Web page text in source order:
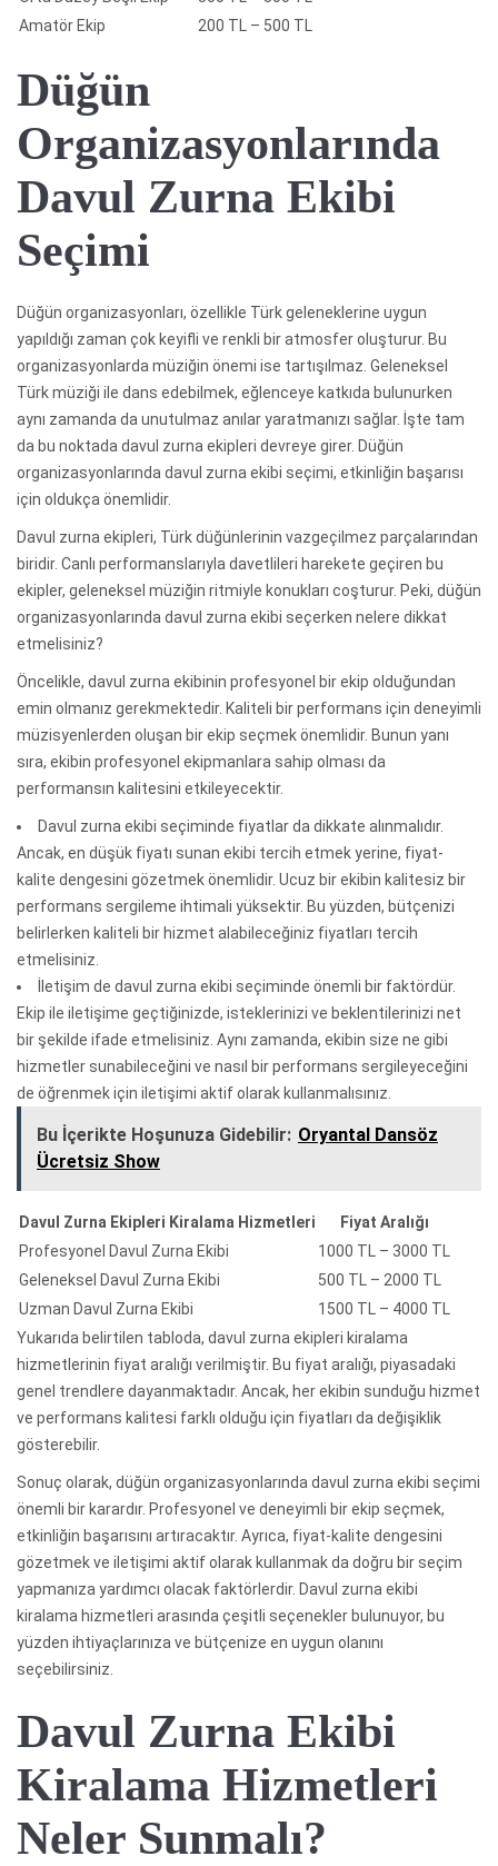
Amatör Ekip
200 TL – 500 TL
Düğün
Organizasyonlarında
Davul Zurna Ekibi
Seçimi
Düğün organizasyonları, özellikle Türk geleneklerine uygun
yapıldığı zaman çok keyifli ve renkli bir atmosfer oluşturur. Bu
organizasyonlarda müziğin önemi ise tartışılmaz. Geleneksel
Türk müziği ile dans edebilmek, eğlenceye katkıda bulunurken
aynı zamanda da unutulmaz anılar yaratmanızı sağlar. İşte tam
da bu noktada davul zurna ekipleri devreye girer. Düğün
organizasyonlarında davul zurna ekibi seçimi, etkinliğin başarısı
için oldukça önemlidir.
Davul zurna ekipleri, Türk düğünlerinin vazgeçilmez parçalarından
biridir. Canlı performanslarıyla davetlileri harekete geçiren bu
ekipler, geleneksel müziğin ritmiyle konukları coşturur. Peki, düğün
organizasyonlarında davul zurna ekibi seçerken nelere dikkat
etmelisiniz?
Öncelikle, davul zurna ekibinin profesyonel bir ekip olduğundan
emin olmanız gerekmektedir. Kaliteli bir performans için deneyimli
müzisyenlerden oluşan bir ekip seçmek önemlidir. Bunun yanı
sıra, ekibin profesyonel ekipmanlara sahip olması da
performansın kalitesini etkileyecektir.
Davul zurna ekibi seçiminde fiyatlar da dikkate alınmalıdır.
Ancak, en düşük fiyatı sunan ekibi tercih etmek yerine, fiyat-
kalite dengesini gözetmek önemlidir. Ucuz bir ekibin kalitesiz bir
performans sergileme ihtimali yüksektir. Bu yüzden, bütçenizi
belirlerken kaliteli bir hizmet alabileceğiniz fiyatları tercih
etmelisiniz.
İletişim de davul zurna ekibi seçiminde önemli bir faktördür.
Ekip ile iletişime geçtiğinizde, isteklerinizi ve beklentilerinizi net
bir şekilde ifade etmelisiniz. Aynı zamanda, ekibin size ne gibi
hizmetler sunabileceğini ve nasıl bir performans sergileyeceğini
de öğrenmek için iletişimi aktif olarak kullanmalısınız.
Bu İçerikte Hoşunuza Gidebilir: Oryantal Dansöz
Ücretsiz Show
Davul Zurna Ekipleri Kiralama Hizmetleri
Fiyat Aralığı
Profesyonel Davul Zurna Ekibi
1000 TL – 3000 TL
Geleneksel Davul Zurna Ekibi
500 TL – 2000 TL
Uzman Davul Zurna Ekibi
1500 TL – 4000 TL
Yukarıda belirtilen tabloda, davul zurna ekipleri kiralama
hizmetlerinin fiyat aralığı verilmiştir. Bu fiyat aralığı, piyasadaki
genel trendlere dayanmaktadır. Ancak, her ekibin sunduğu hizmet
ve performans kalitesi farklı olduğu için fiyatları da değişiklik
gösterebilir.
Sonuç olarak, düğün organizasyonlarında davul zurna ekibi seçimi
önemli bir karardır. Profesyonel ve deneyimli bir ekip seçmek,
etkinliğin başarısını artıracaktır. Ayrıca, fiyat-kalite dengesini
gözetmek ve iletişimi aktif olarak kullanmak da doğru bir seçim
yapmanıza yardımcı olacak faktörlerdir. Davul zurna ekibi
kiralama hizmetleri arasında çeşitli seçenekler bulunuyor, bu
yüzden ihtiyaçlarınıza ve bütçenize en uygun olanını
seçebilirsiniz.
Davul Zurna Ekibi
Kiralama Hizmetleri
Neler Sunmalı?